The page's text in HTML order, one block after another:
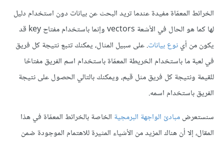
الخرائط المعمّاة مفيدة عندما تريد البحث عن بيانات دون استخدام دليل
لها كما هو الحال في الأشعة vectors وإنما باستخدام مفتاح key قد
يكون من أينوع بيانات. على سبيل المثال، يمكنك تتبع نتيجة كل فريق
في لعبة ما باستخدام الخريطة المعمّاة باستخدام اسم الفريق مفتاحًا
للقيمة ونتيجة كل فريق مثل قيم، ويمكنك بالتالي الحصول على نتيجة
الفريق باستخدام اسمه.
سنستعرضمبادئ الواجهة البرمجية الخاصة بالخرائط المعمّاة في هذا
المقال، إلا أن هناك المزيد من الأشياء المثيرة للاهتمام الموجودة ضمن